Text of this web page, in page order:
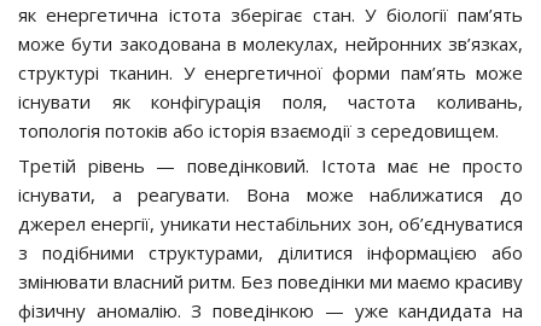
як енергетична істота зберігає стан. У біології пам’ять
може бути закодована в молекулах, нейронних зв’язках,
структурі тканин. У енергетичної форми пам’ять може
існувати як конфігурація поля, частота коливань,
топологія потоків або історія взаємодії з середовищем.
Третій рівень — поведінковий. Істота має не просто
існувати, а реагувати. Вона може наближатися до
джерел енергії, уникати нестабільних зон, об’єднуватися
з подібними структурами, ділитися інформацією або
змінювати власний ритм. Без поведінки ми маємо красиву
фізичну аномалію. З поведінкою — уже кандидата на